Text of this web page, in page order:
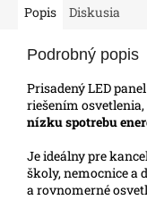
Popis Diskusia
Podrobný popis
Prisadený LED panel
riešením
nízku spotrebu
Je ideálny pre
školy, nemocnice a
a rovnomerné